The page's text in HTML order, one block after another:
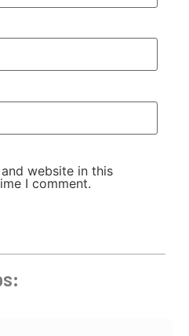
website in this
I comment.